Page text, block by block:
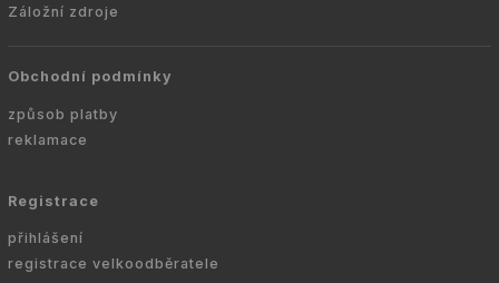
Záložní zdroje
Obchodní podmínky
způsob platby
reklamace
Registrace
přihlášení
registrace velkoodběratele